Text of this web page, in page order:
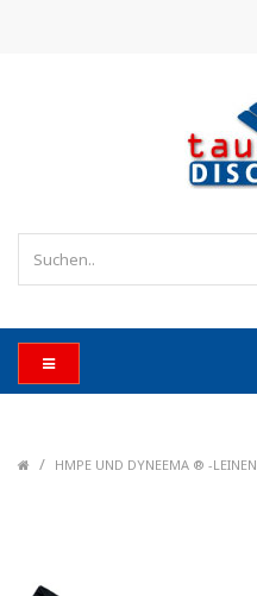
/ HMPE UND DYNEEMA ® -LEINEN